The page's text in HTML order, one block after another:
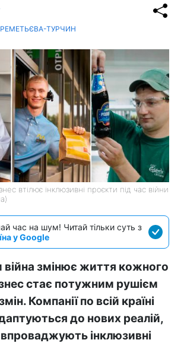
ТУРЧИН
втілює інклюзивні проєкти під час війни
час на шум! Читай тільки суть з
у Google
війна змінює життя кожного
стає потужним рушієм
Компанії по всій країні
до нових реалій,
інклюзивні